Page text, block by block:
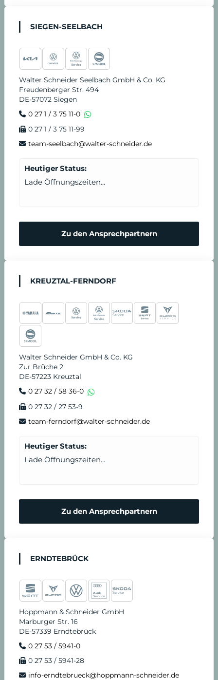
SIEGEN-SEELBACH
Walter Schneider Seelbach GmbH & Co. KG
Freudenberger Str. 494
DE-57072 Siegen
0 27 1 / 3 75 11-0
0 27 1 / 3 75 11-99
team-seelbach@walter-schneider.de
Heutiger Status:
Lade Öffnungszeiten...
Zu den Ansprechpartnern
KREUZTAL-FERNDORF
Walter Schneider GmbH & Co. KG
Zur Brüche 2
DE-57223 Kreuztal
0 27 32 / 58 36-0
0 27 32 / 27 53-9
team-ferndorf@walter-schneider.de
Heutiger Status:
Lade Öffnungszeiten...
Zu den Ansprechpartnern
ERNDTEBRÜCK
Hoppmann & Schneider GmbH
Marburger Str. 16
DE-57339 Erndtebrück
0 27 53 / 5941-0
0 27 53 / 5941-28
info-erndtebrueck@hoppmann-schneider.de